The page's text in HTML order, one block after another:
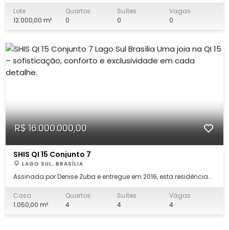
SER CONSTRUIDA UMA BELÍSSIMA MANSÃO OU UM CONDOMÍNIO DE
ALTO PADRÃO PARA ATÉ 5 CASAS. COMÉRCIO AMPLO E
Lote
12.000,00 m²
Quartos
0
Suítes
0
Vagas
0
R$ 16.000.000,00
SHIS QI 15 Conjunto 7
LAGO SUL, BRASÍLIA
Assinada por Denise Zuba e entregue em 2016, esta residência
impecável. O espelho d’água na entrada já antecipa o padrão
elevado da casa. São três pavimentos com elevador e
Casa
1.050,00 m²
Quartos
4
Suítes
4
Vagas
4